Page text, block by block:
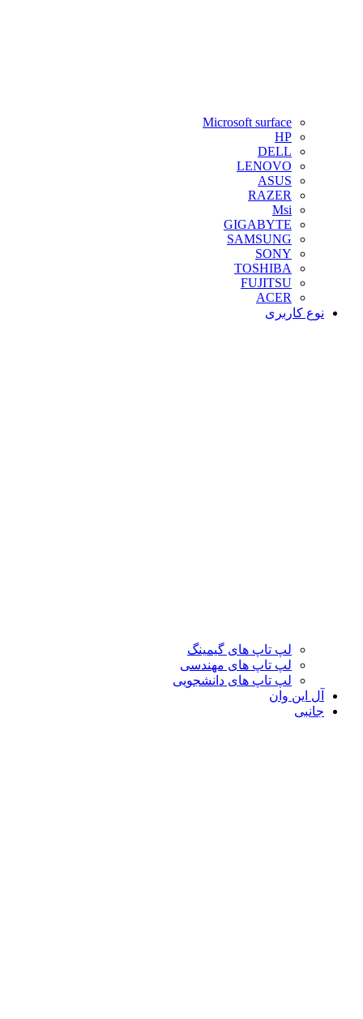
Microsoft surface
HP
DELL
LENOVO
ASUS
RAZER
Msi
GIGABYTE
SAMSUNG
SONY
TOSHIBA
FUJITSU
ACER
نوع کاربری
لپ تاپ های گیمینگ
لپ تاپ های مهندسی
لپ تاپ های دانشجویی
آل این وان
جانبی